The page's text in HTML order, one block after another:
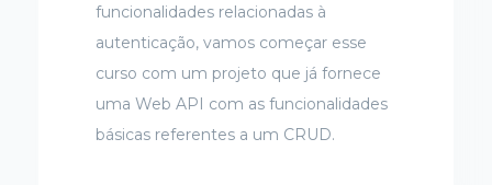
funcionalidades relacionadas à
autenticação, vamos começar esse
curso com um projeto que já fornece
uma Web API com as funcionalidades
básicas referentes a um CRUD.